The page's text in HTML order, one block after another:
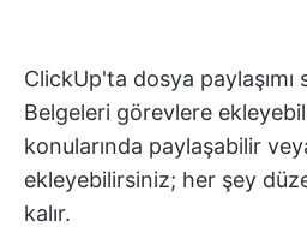
ClickUp'ta dosya paylaşımı
Belgeleri görevlere
konularında paylaşabilir
ekleyebilirsiniz; her şey
kalır.